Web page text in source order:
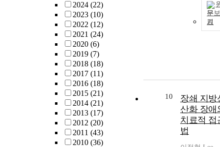
2024 (22)
2023 (10)
2022 (12)
2021 (24)
2020 (6)
2019 (7)
2018 (18)
2017 (11)
2016 (18)
2015 (21)
2014 (21)
2013 (17)
2012 (20)
2011 (43)
2010 (36)
문보
기
10
장쇄 지방
산화 장애
치료적 접
법